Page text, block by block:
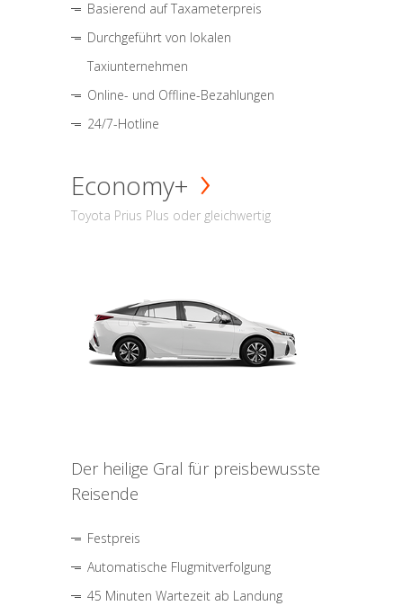
Basierend auf Taxameterpreis
Durchgeführt von lokalen
Taxiunternehmen
Online- und Offline-Bezahlungen
24/7-Hotline
Economy+
Toyota Prius Plus oder gleichwertig
Der heilige Gral für preisbewusste
Reisende
Festpreis
Automatische Flugmitverfolgung
45 Minuten Wartezeit ab Landung